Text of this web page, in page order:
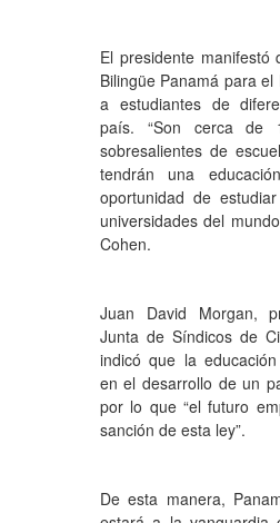
El presidente manifestó
Bilingüe Panamá para
a estudiantes de
país. “Son cerca de
sobresalientes de
tendrán una
oportunidad de
universidades del
Cohen.
Juan David Morgan,
Junta de Síndicos de
indicó que la
en el desarrollo de un
por lo que “el futuro
sanción de esta ley”.
De esta manera,